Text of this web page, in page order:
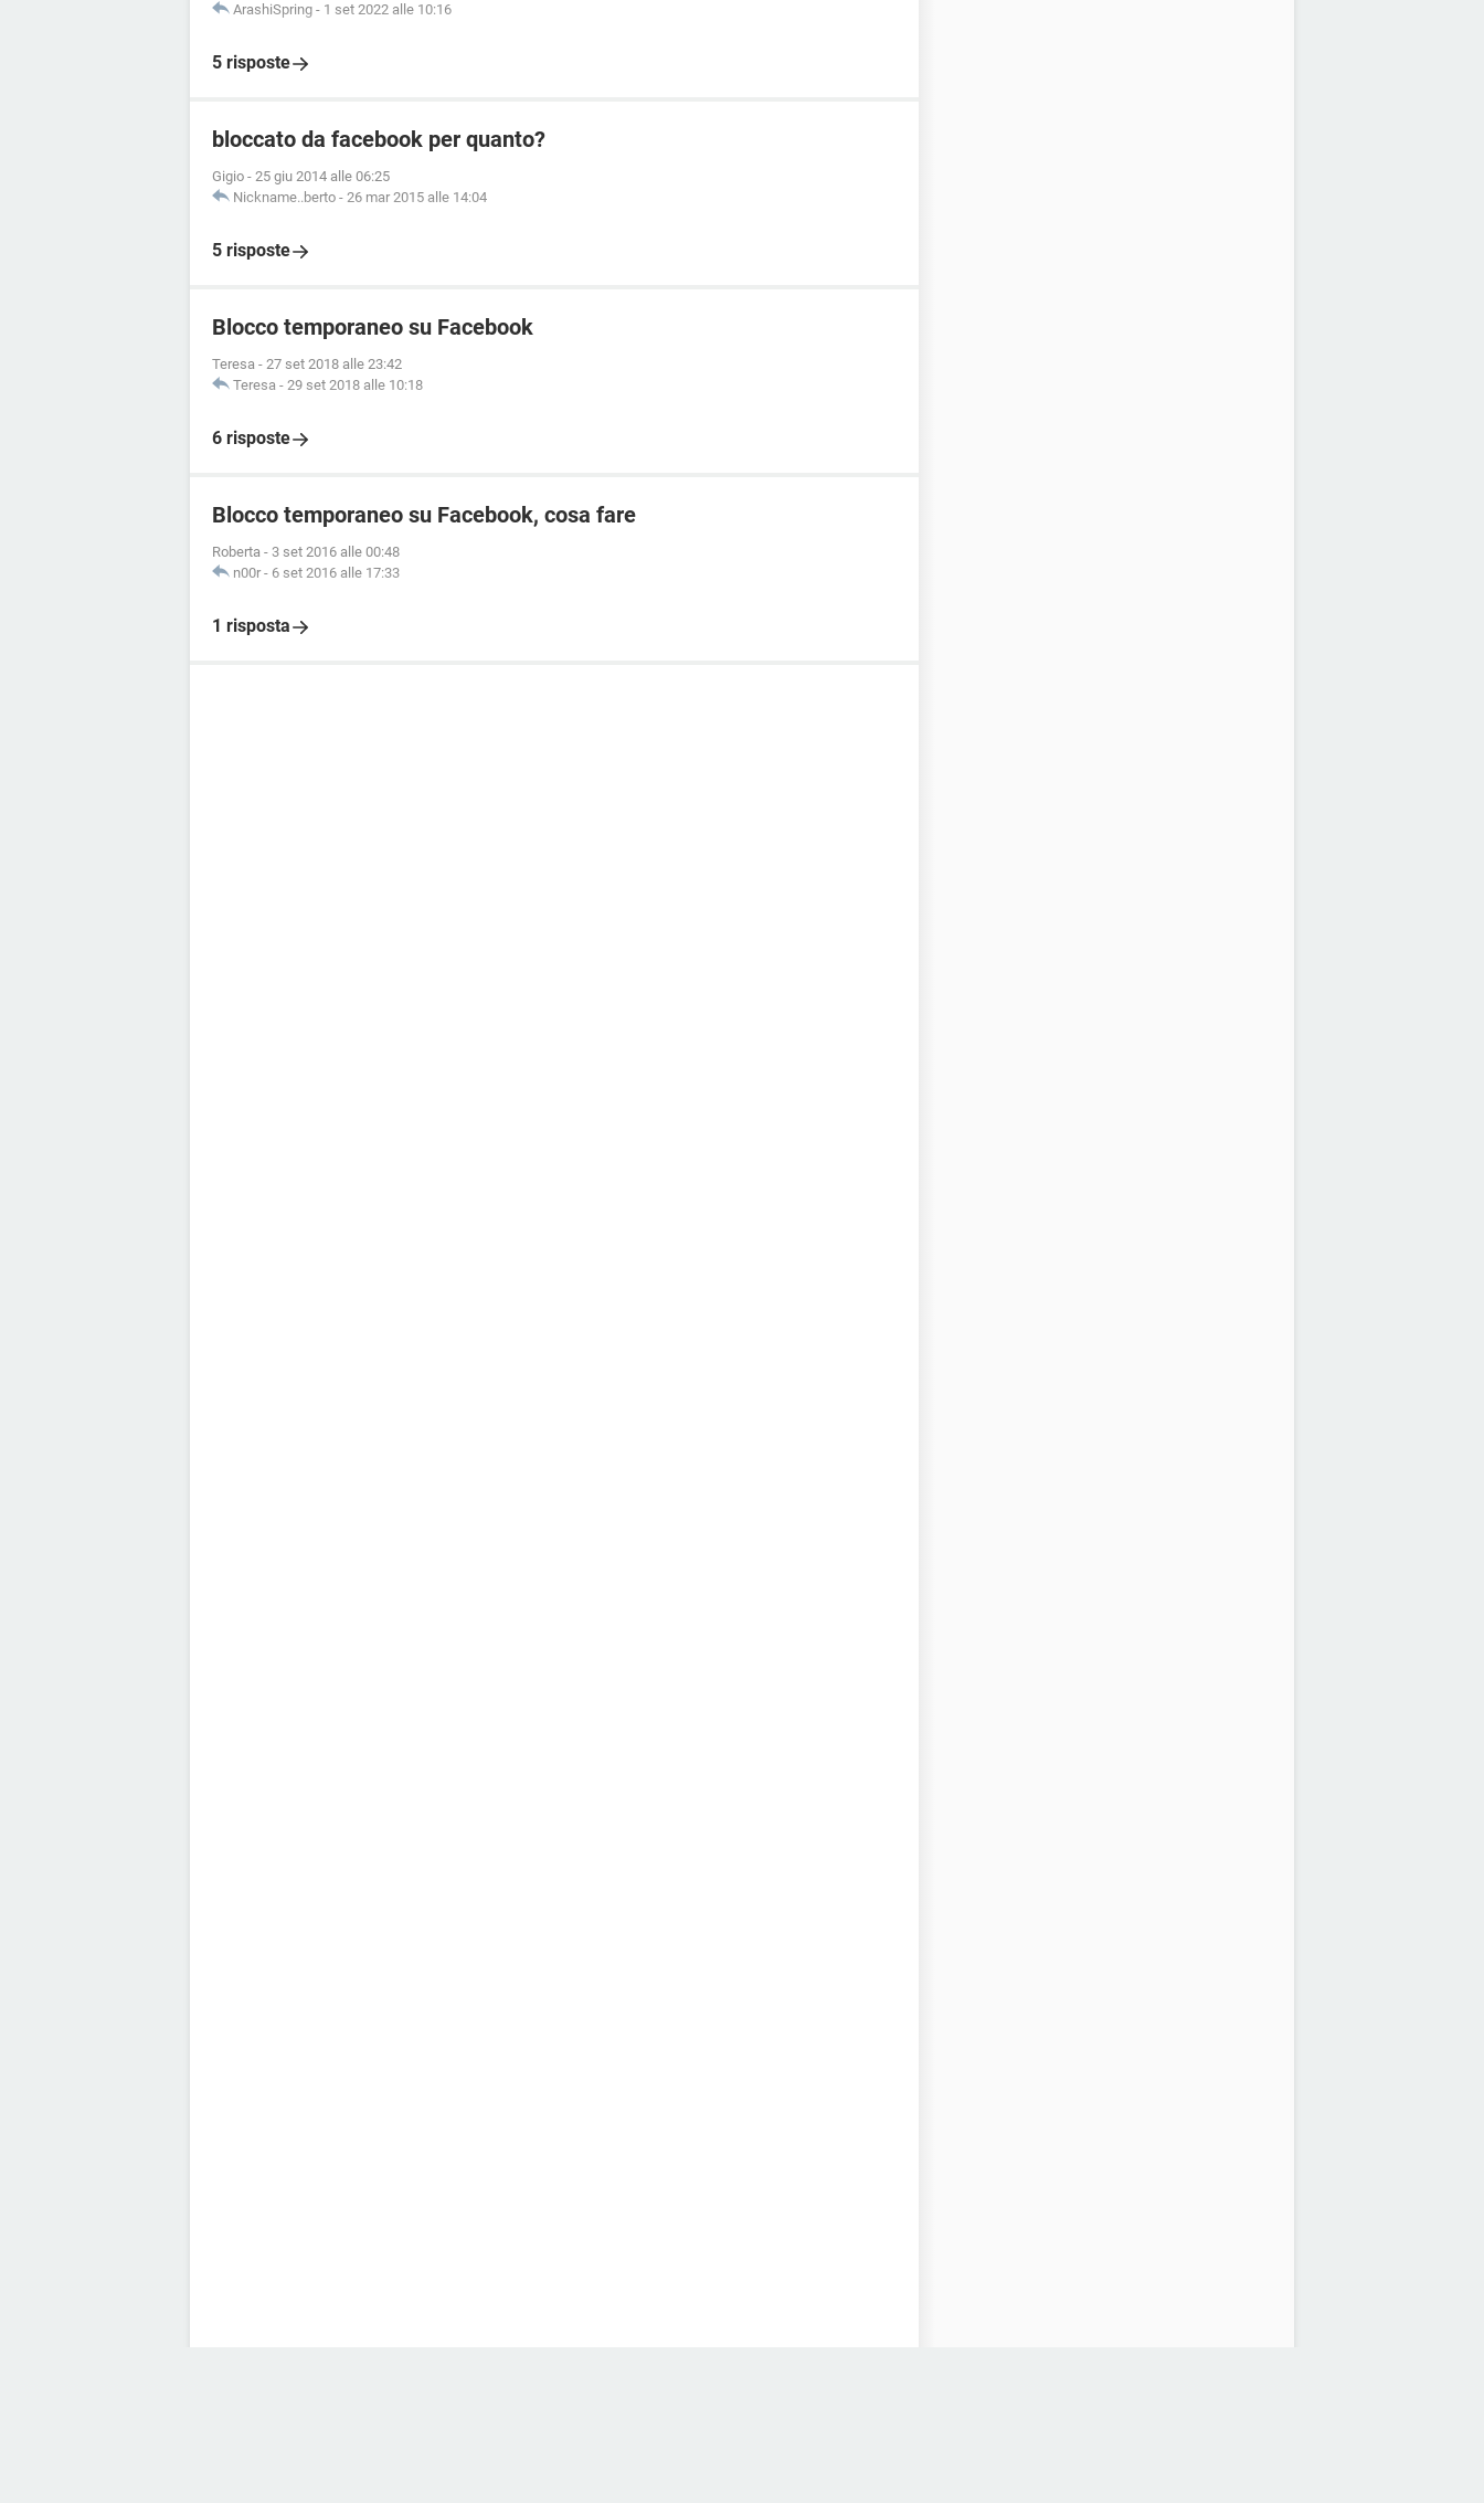
ArashiSpring - 1 set 2022 alle 10:16
5 risposte
bloccato da facebook per quanto?
Gigio - 25 giu 2014 alle 06:25
Nickname..berto - 26 mar 2015 alle 14:04
5 risposte
Blocco temporaneo su Facebook
Teresa - 27 set 2018 alle 23:42
Teresa - 29 set 2018 alle 10:18
6 risposte
Blocco temporaneo su Facebook, cosa fare
Roberta - 3 set 2016 alle 00:48
n00r - 6 set 2016 alle 17:33
1 risposta